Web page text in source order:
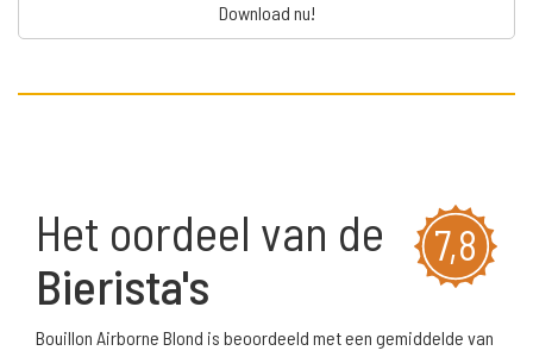
Download nu!
7,8
Het oordeel van de
Bierista's
Bouillon Airborne Blond is beoordeeld met een gemiddelde van